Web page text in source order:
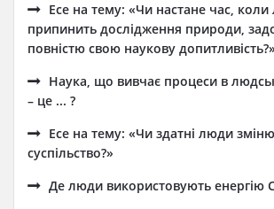
Есе на тему: «Чи настане час,
припинить дослідження природи,
повністю свою наукову допитливість?»
Наука, що вивчає процеси в
– це ... ?
Есе на тему: «Чи здатні люди
суспільство?»
Де люди використовують енергію